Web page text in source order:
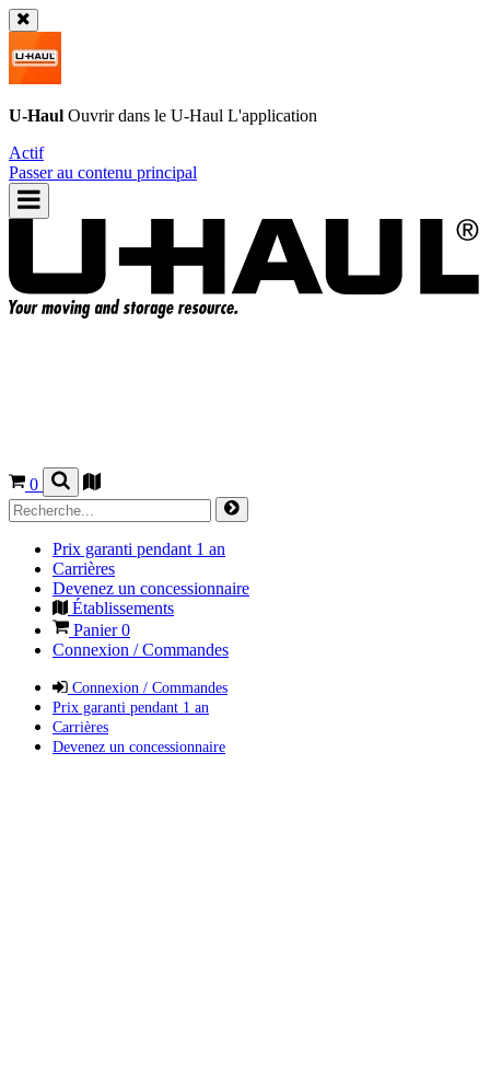
U-Haul Ouvrir dans le U-Haul L'application
Actif
Passer au contenu principal
0
Prix garanti pendant 1 an
Carrières
Devenez un concessionnaire
Établissements
Panier0
Connexion / Commandes
Connexion / Commandes
Prix garanti pendant 1 an
Carrières
Devenez un concessionnaire